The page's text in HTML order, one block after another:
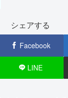
シェアする
Facebook
LINE